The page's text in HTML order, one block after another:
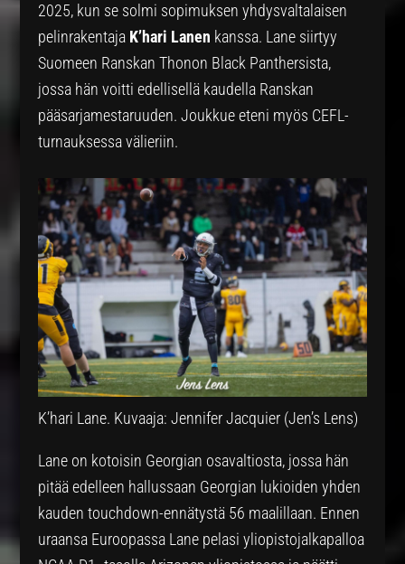
2025, kun se solmi sopimuksen yhdysvaltalaisen
pelinrakentaja K’hari Lanen kanssa. Lane siirtyy
Suomeen Ranskan Thonon Black Panthersista,
jossa hän voitti edellisellä kaudella Ranskan
pääsarjamestaruuden. Joukkue eteni myös CEFL-
turnauksessa välieriin.
K’hari Lane. Kuvaaja: Jennifer Jacquier (Jen’s Lens)
Lane on kotoisin Georgian osavaltiosta, jossa hän
pitää edelleen hallussaan Georgian lukioiden yhden
kauden touchdown-ennätystä 56 maalillaan. Ennen
uraansa Euroopassa Lane pelasi yliopistojalkapalloa